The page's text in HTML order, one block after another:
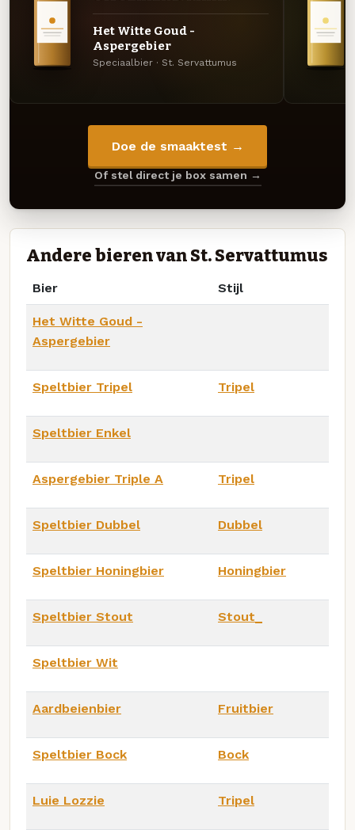
Het Witte Goud -
Aspergebier
Speciaalbier · St. Servattumus
Doe de smaaktest →
Of stel direct je box samen →
Andere bieren van St. Servattumus
Bier Stijl
Het Witte Goud -
Aspergebier
Speltbier Tripel Tripel
Speltbier Enkel
Aspergebier Triple A Tripel
Speltbier Dubbel Dubbel
Speltbier Honingbier Honingbier
Speltbier Stout Stout_
Speltbier Wit
Aardbeienbier Fruitbier
Speltbier Bock Bock
Luie Lozzie Tripel